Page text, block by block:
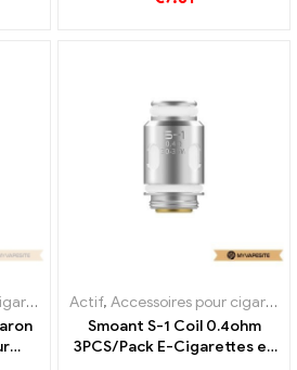
,Évaporateur
Actif, Accessoires pour cigarettes électroniques
Smoant S-1 Coil 0.4ohm
3PCS/Pack E-Cigarettes en